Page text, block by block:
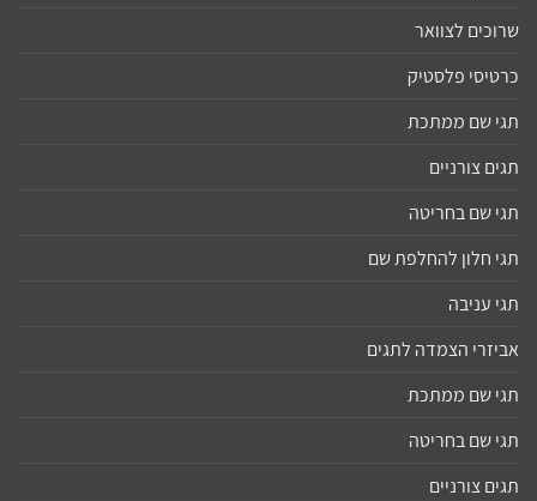
שרוכים לצוואר
כרטיסי פלסטיק
תגי שם ממתכת
תגים צורניים
תגי שם בחריטה
תגי חלון להחלפת שם
תגי עניבה
אביזרי הצמדה לתגים
תגי שם ממתכת
תגי שם בחריטה
תגים צורניים